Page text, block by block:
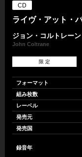
CD
ライヴ・アット・
ジョン・コルトレーン
John Coltrane
限 定
フォーマット
組み枚数
レーベル
発売元
発売国
録音年